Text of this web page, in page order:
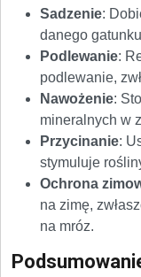
Sadzenie:
danego
Podlewanie:
podlewanie,
Nawożenie:
mineralnych w
Przycinanie:
stymuluje
Ochrona
na zimę,
na mróz.